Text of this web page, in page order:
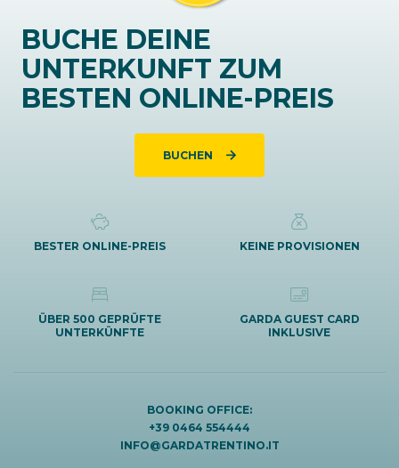
BUCHE DEINE
UNTERKUNFT ZUM
BESTEN ONLINE-PREIS
BUCHEN
BESTER ONLINE-PREIS KEINE PROVISIONEN
ÜBER 500 GEPRÜFTE
UNTERKÜNFTE
GARDA GUEST CARD
INKLUSIVE
BOOKING OFFICE:
+39 0464 554444
INFO@GARDATRENTINO.IT